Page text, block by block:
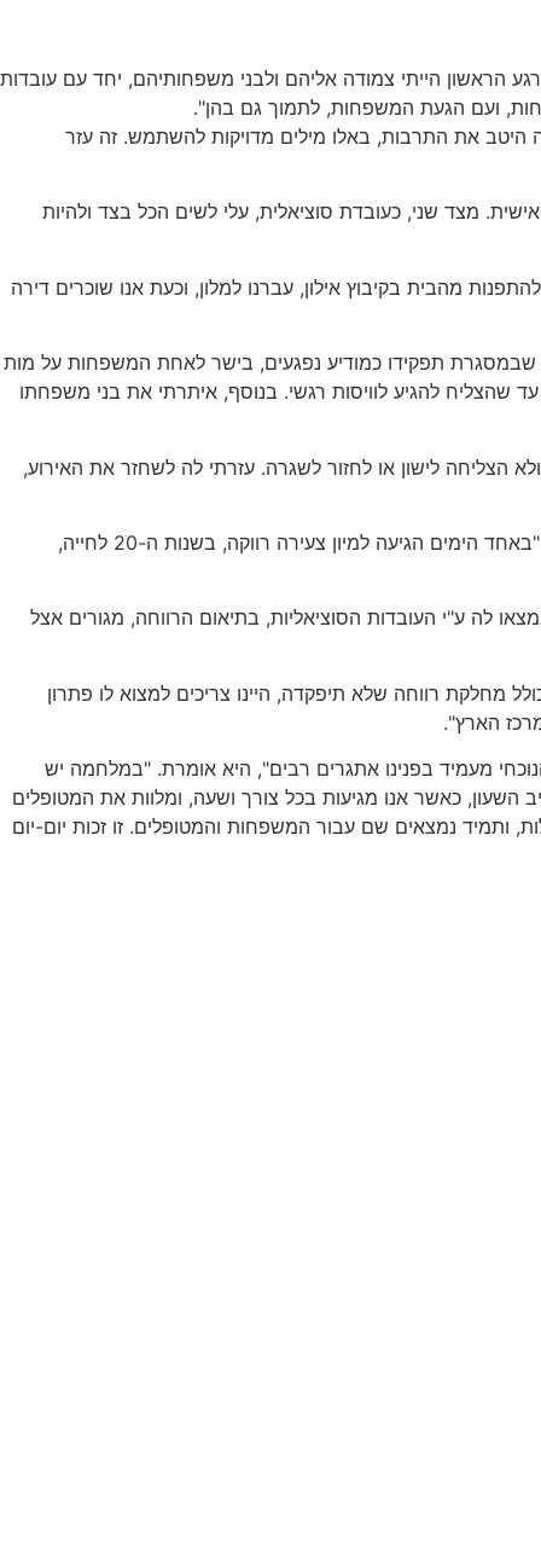
כמוני. מהרגע הראשון הייתי צמודה אליהם ולבני משפחותיהם, יחד עם עובדות
ועם הגעת המשפחות, לתמוך גם בהן".
את התרבות, באלו מילים מדויקות להשתמש. זה עזר
אחד, חשתי לחץ, חרדה ואי ודאות ברמה האישית. מצד שני, כעובדת סוציאלית, עלי לשים הכל בצד ולהיות
להתפנות מהבית בקיבוץ אילון, עברנו למלון, וכעת אנו שוכרים דירה
תפקידו כמודיע נפגעים, בישר לאחת המשפחות על מות
שהצליח להגיע לוויסות רגשי. בנוסף, איתרתי את בני משפחתו
לישון או לחזור לשגרה. עזרתי לה לשחזר את האירוע,
מורן מאירי, בת 37 מנהריה, המשמשת בין השאר רכזת אלימות במשפחה, מגלה כי במלחמה עלו גם מקרי האלימות בצורה משמעותית. "באחד הימים הגיעה למיון צעירה רווקה, בשנות ה-20 לחייה,
לה ע"י העובדות הסוציאליות, בתיאום הרווחה, מגורים אצל
מחלקת רווחה שלא תיפקדה, היינו צריכים למצוא לו פתרון
הארץ".
מיוחדת. "המצב הנוכחי מעמיד בפנינו אתגרים רבים", היא אומרת. "במלחמה יש
השעון, כאשר אנו מגיעות בכל צורך ושעה, ומלוות את המטופלים
מוכנים לכל תרחיש, בימים ובלילות, ותמיד נמצאים שם עבור המשפחות והמטופלים. זו זכות יום-יום